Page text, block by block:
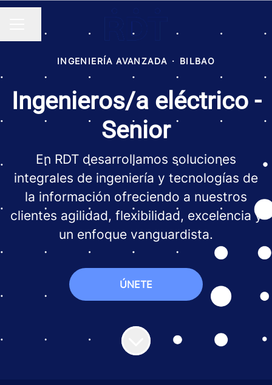
Compartir página
INGENIERÍA AVANZADA · BILBAO
Ingenieros/a eléctrico -
Senior
En RDT desarrollamos soluciones
integrales de ingeniería y tecnologías de
la información ofreciendo a nuestros
clientes agilidad, flexibilidad, excelencia y
un enfoque vanguardista.
ÚNETE